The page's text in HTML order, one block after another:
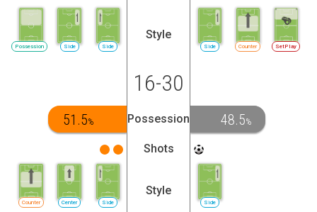
Side
Side
Possession
Style
Side Counter SetPlay
16-30
51.5% Possession 48.5%
Shots
Side
Center
Counter
Style
Side